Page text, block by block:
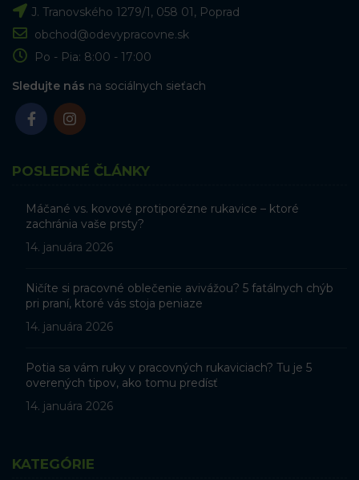
J. Tranovského 1279/1, 058 01, Poprad
obchod@odevypracovne.sk
Po - Pia: 8:00 - 17:00
Sledujte nás na sociálnych sieťach
POSLEDNÉ ČLÁNKY
Máčané vs. kovové protiporézne rukavice – ktoré
zachránia vaše prsty?
14. januára 2026
Ničíte si pracovné oblečenie avivážou? 5 fatálnych chýb
pri praní, ktoré vás stoja peniaze
14. januára 2026
Potia sa vám ruky v pracovných rukaviciach? Tu je 5
overených tipov, ako tomu predísť
14. januára 2026
KATEGÓRIE